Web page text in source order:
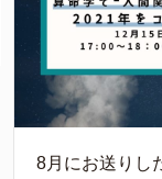
8月にお送りし